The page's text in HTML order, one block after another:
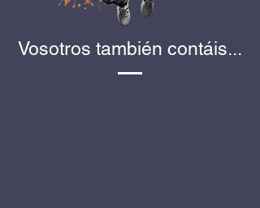
Vosotros también contáis...